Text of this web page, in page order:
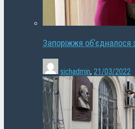
Запоріжжя
sichadmin, 21/03/2022